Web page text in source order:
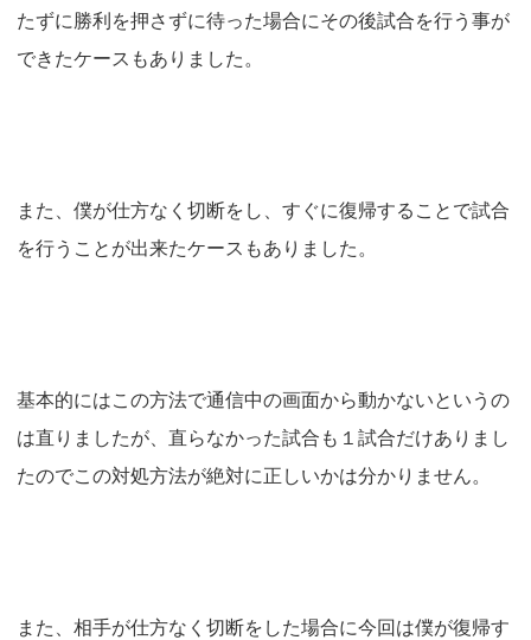
たずに勝利を押さずに待った場合にその後試合を行う事が
できたケースもありました。
また、僕が仕方なく切断をし、すぐに復帰することで試合
を行うことが出来たケースもありました。
基本的にはこの方法で通信中の画面から動かないというの
は直りましたが、直らなかった試合も１試合だけありまし
たのでこの対処方法が絶対に正しいかは分かりません。
また、相手が仕方なく切断をした場合に今回は僕が復帰す